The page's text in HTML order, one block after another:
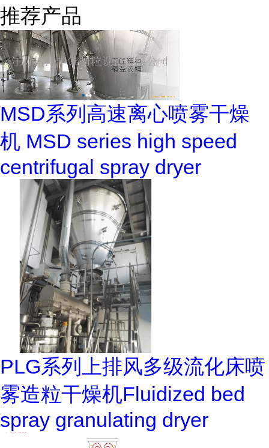
推荐产品
MSD系列高速离心喷雾干燥
机 MSD series high speed
centrifugal spray dryer
PLG系列上排风多级流化床喷
雾造粒干燥机Fluidized bed
spray granulating dryer